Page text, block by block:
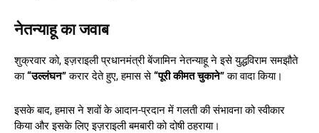
नेतन्याहू का जवाब
शुक्रवार को, इज़राइली प्रधानमंत्री बेंजामिन नेतन्याहू ने इसे युद्धविराम समझौते
का“उल्लंघन”करार देते हुए, हमास से“पूरी कीमत चुकाने”का वादा किया।
इसके बाद, हमास ने शवों के आदान-प्रदान में गलती की संभावना को स्वीकार
किया और इसके लिए इज़राइली बमबारी को दोषी ठहराया।